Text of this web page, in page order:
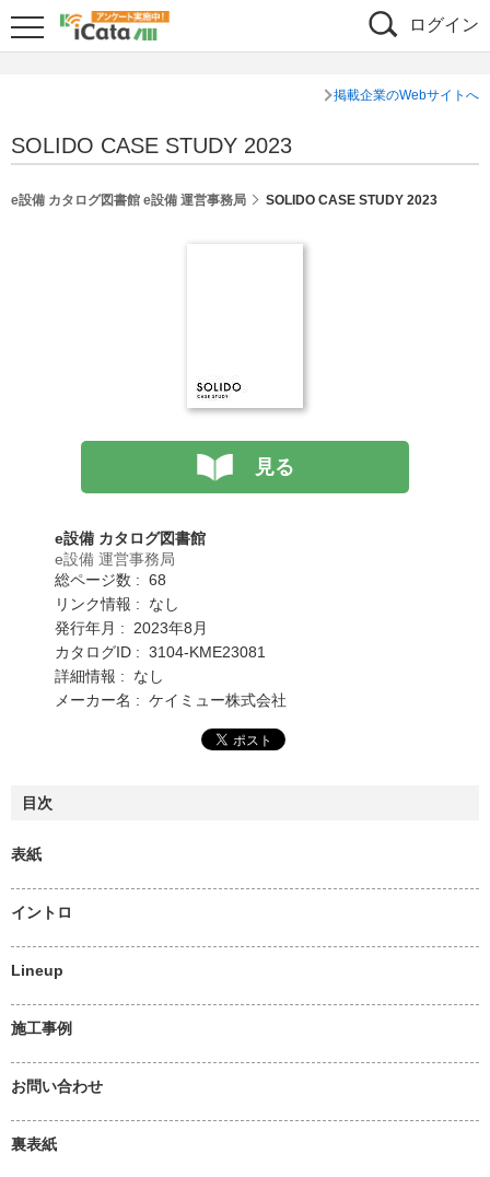
ログイン
掲載企業のWebサイトへ
SOLIDO CASE STUDY 2023
e設備 カタログ図書館 e設備 運営事務局 SOLIDO CASE STUDY 2023
見る
e設備 カタログ図書館
e設備 運営事務局
総ページ数 : 68
リンク情報 : なし
発行年月 : 2023年8月
カタログID : 3104-KME23081
詳細情報 : なし
メーカー名 : ケイミュー株式会社
目次
表紙
イントロ
Lineup
施工事例
お問い合わせ
裏表紙